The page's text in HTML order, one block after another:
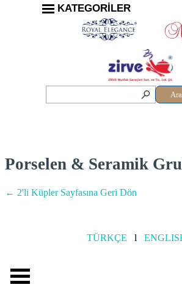
Ara
KATEGORİLER
Porselen & Seramik
← 2'li Küpler Sayfasına Geri Dön
TÜRKÇE l